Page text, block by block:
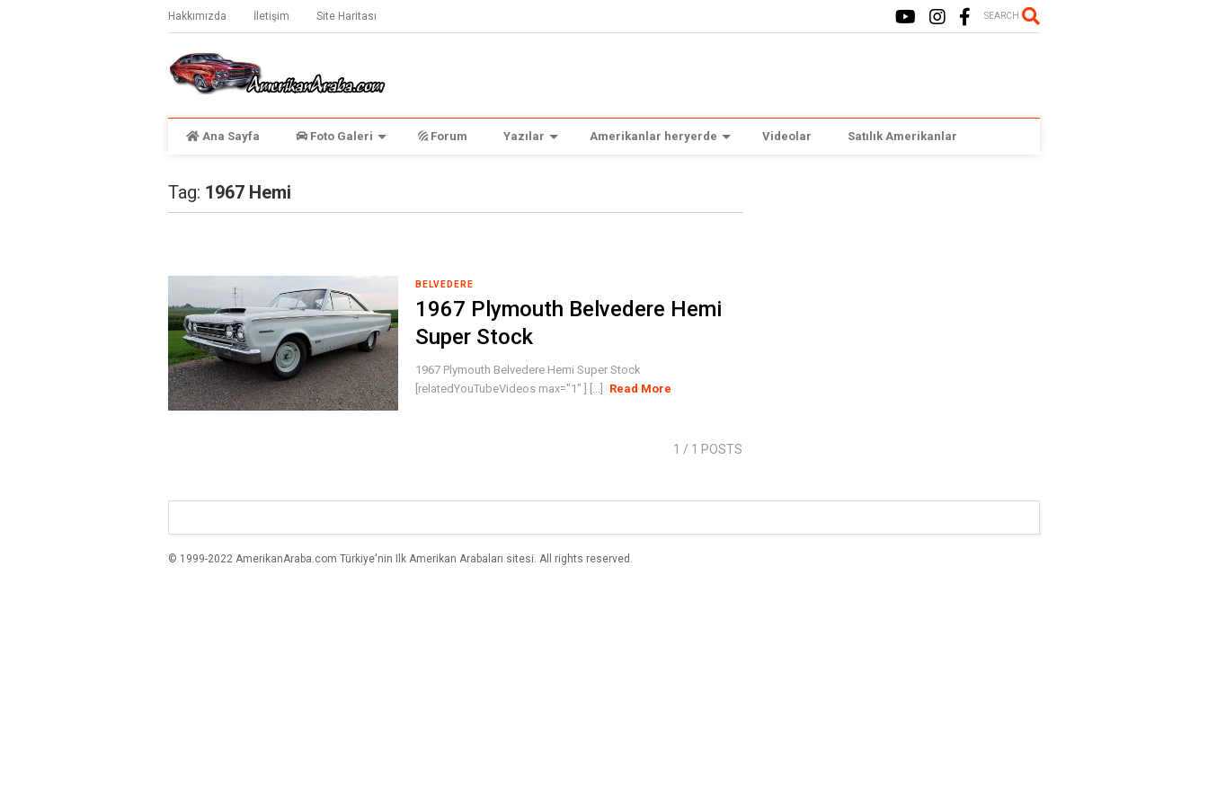
Hakkımızda İletişim Site Haritası SEARCH
Ana Sayfa Foto Galeri Forum Yazılar Amerikanlar heryerde Videolar Satılık Amerikanlar
Tag: 1967 Hemi
BELVEDERE
1967 Plymouth Belvedere Hemi
Super Stock
1967 Plymouth Belvedere Hemi Super Stock
[relatedYouTubeVideos max="1" ] [...]
Read More
1 / 1 POSTS
© 1999-2022 AmerikanAraba.com Türkiye'nin Ilk Amerikan Arabaları sitesi. All rights reserved.